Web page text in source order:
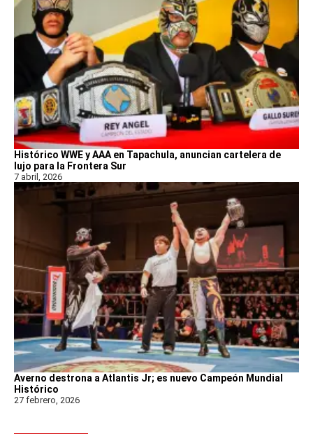
Histórico WWE y AAA en Tapachula, anuncian cartelera de
lujo para la Frontera Sur
7 abril, 2026
Averno destrona a Atlantis Jr; es nuevo Campeón Mundial
Histórico
27 febrero, 2026